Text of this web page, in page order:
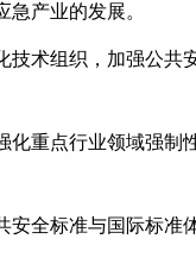
产业的发展。
技术组织，加强公共
化重点行业领域强制
安全标准与国际标准